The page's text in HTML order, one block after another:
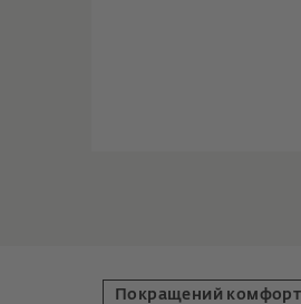
Покращений